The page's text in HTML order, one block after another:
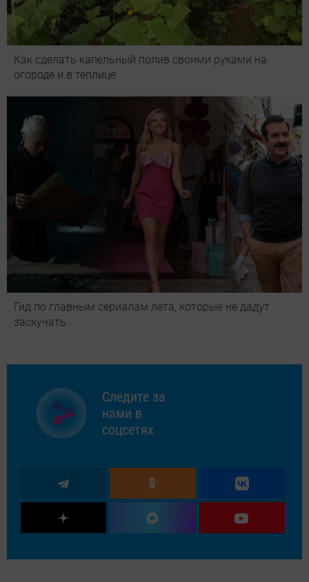
Как сделать капельный полив своими руками на
огороде и в теплице
Гид по главным сериалам лета, которые не дадут
заскучать
Следите за
нами в
соцсетях